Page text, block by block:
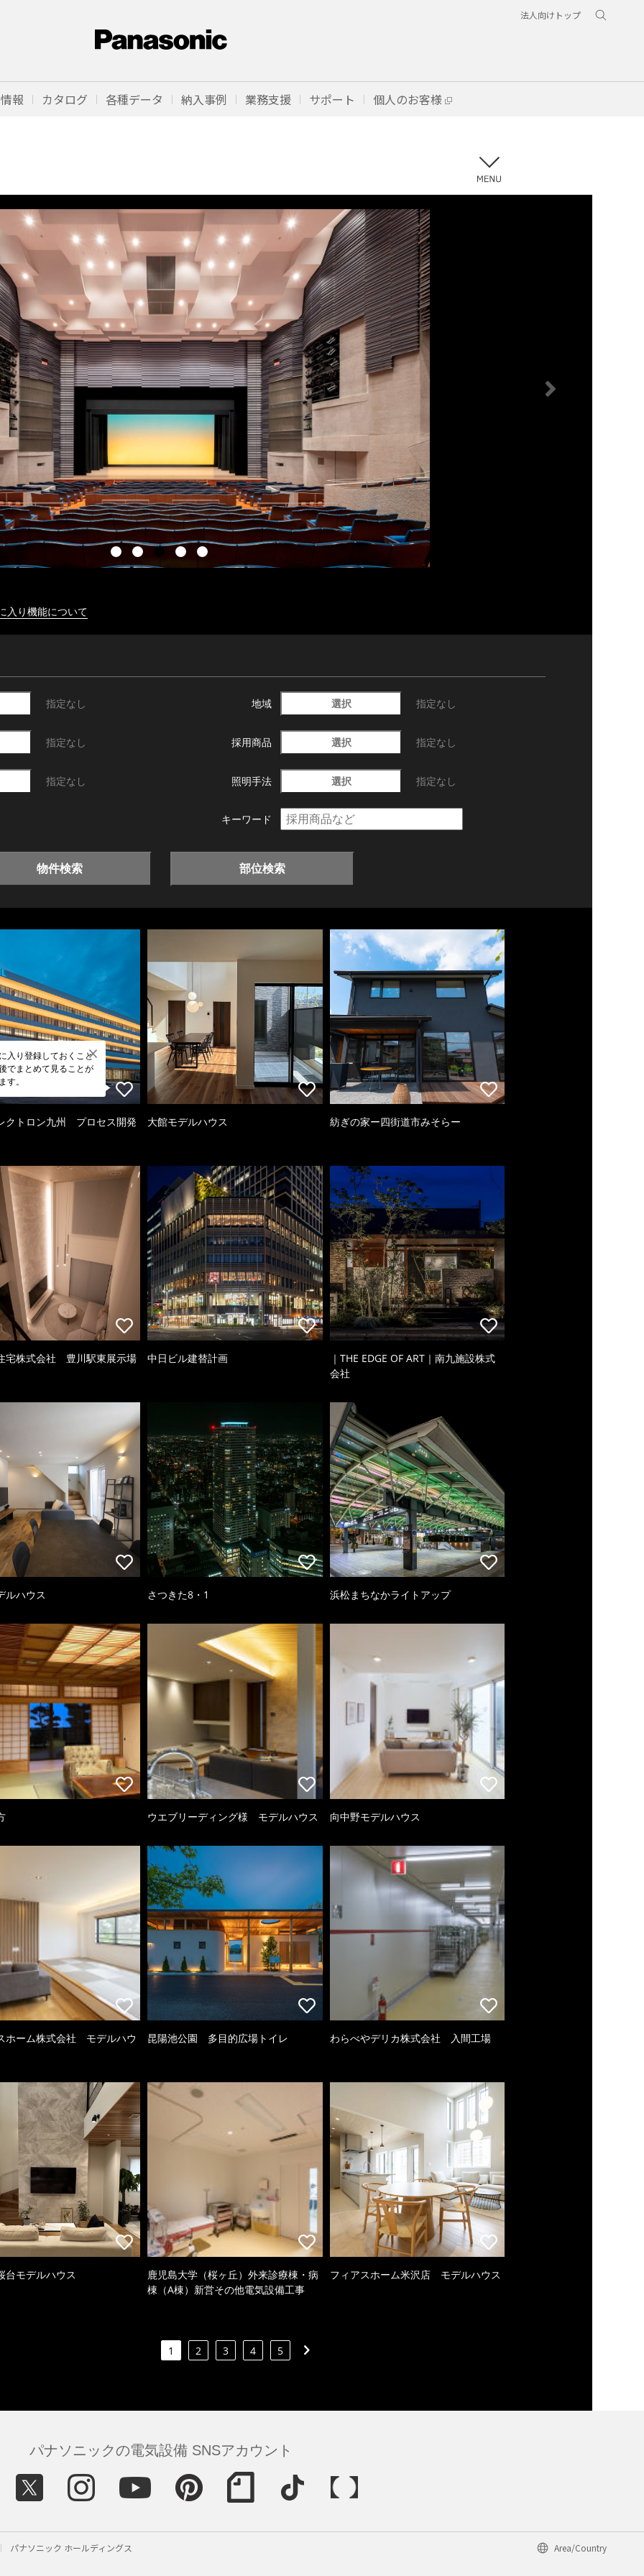
法人向けトップ
報 カタログ 各種データ 納入事例 業務支援 サポート 個人のお客様
入り機能について
指定なし 地域 選択 指定なし
指定なし 採用商品 選択 指定なし
指定なし 照明手法 選択 指定なし
キーワード
物件検索 部位検索
入り登録しておくこと
でまとめて見ることが
す。
クトロン九州 プロセス開発 大館モデルハウス 紡ぎの家ー四街道市みそらー
宅株式会社 豊川駅東展示場 中日ビル建替計画
｜THE EDGE OF ART｜南九施設株式
会社
ルハウス さつきた8・1 浜松まちなかライトアップ
ウエブリーディング様 モデルハウス 向中野モデルハウス
ホーム株式会社 モデルハウ 昆陽池公園 多目的広場トイレ わらべやデリカ株式会社 入間工場
台モデルハウス
鹿児島大学（桜ヶ丘）外来診療棟・病
棟（A棟）新営その他電気設備工事
フィアスホーム米沢店 モデルハウス
1 2 3 4 5
パナソニックの電気設備 SNSアカウント
パナソニック ホールディングス Area/Country